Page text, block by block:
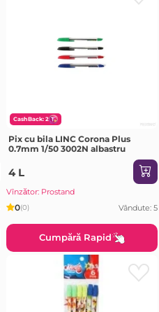
CashBack: 2
Pix cu bila LINC Corona Plus
0.7mm 1/50 3002N albastru
4 L
Vînzător: Prostand
0(0) Vândute: 5
Cumpără Rapid